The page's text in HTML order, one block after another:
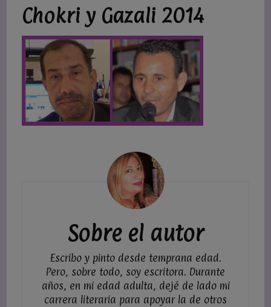
Chokri y Gazali 2014
Sobre el autor
Escribo y pinto desde temprana edad.
Pero, sobre todo, soy escritora. Durante
años, en mi edad adulta, dejé de lado mi
carrera literaria para apoyar la de otros